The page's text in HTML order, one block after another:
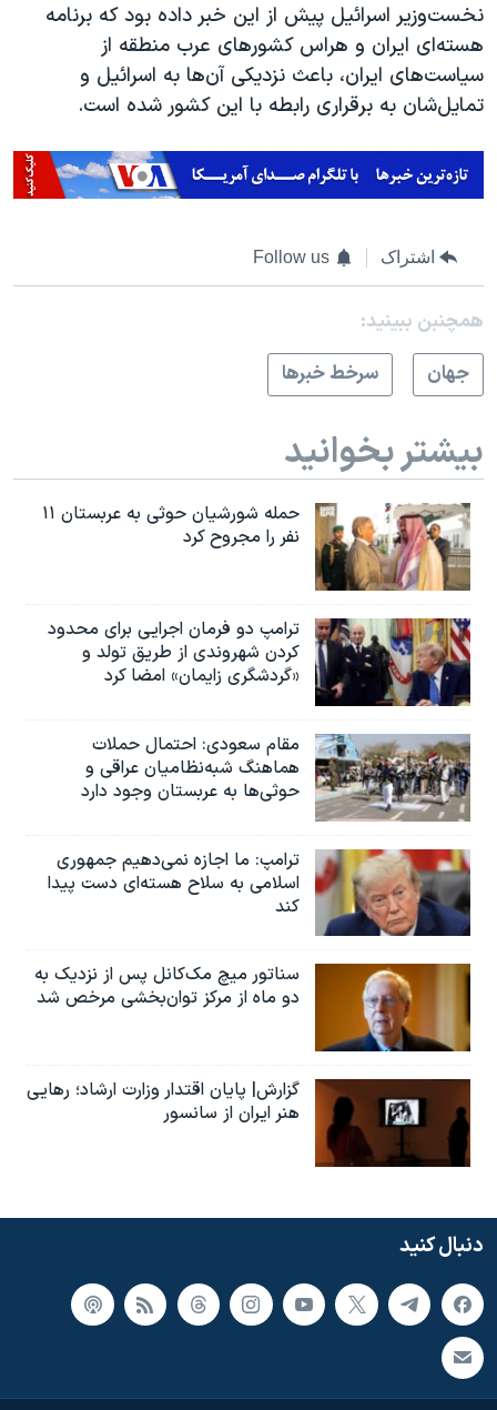
نخست‌وزیر اسرائیل پیش از این خبر داده بود که برنامه
هسته‌ای ایران و هراس کشورهای عرب منطقه از
سیاست‌های ایران، باعث نزدیکی آن‌ها به اسرائیل و
تمایل‌شان به برقراری رابطه با این کشور شده است.
اشتراک Follow us
همچنبن ببینید:
جهان
سرخط خبرها
بیشتر بخوانید
حمله شورشیان حوثی به عربستان ۱۱
نفر را مجروح کرد
ترامپ دو فرمان اجرایی برای محدود
کردن شهروندی از طریق تولد و
«گردشگری زایمان» امضا کرد
مقام سعودی: احتمال حملات
هماهنگ شبه‌نظامیان عراقی و
حوثی‌ها به عربستان وجود دارد
ترامپ: ما اجازه نمی‌دهیم جمهوری
اسلامی به سلاح هسته‌ای دست پیدا
کند
سناتور میچ مک‌کانل پس از نزدیک به
دو ماه از مرکز توان‌بخشی مرخص شد
گزارش| پایان اقتدار وزارت ارشاد؛ رهایی
هنر ایران از سانسور
دنبال کنید